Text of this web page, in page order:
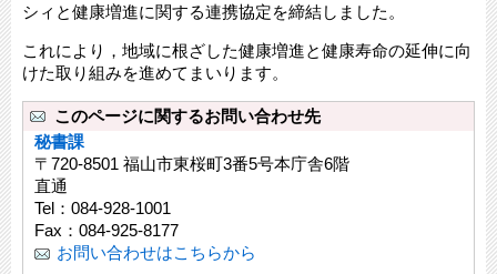
シィと健康増進に関する連携協定を締結しました。
これにより，地域に根ざした健康増進と健康寿命の延伸に向
けた取り組みを進めてまいります。
このページに関するお問い合わせ先
秘書課
〒720-8501 福山市東桜町3番5号本庁舎6階
直通
Tel：084-928-1001
Fax：084-925-8177
お問い合わせはこちらから